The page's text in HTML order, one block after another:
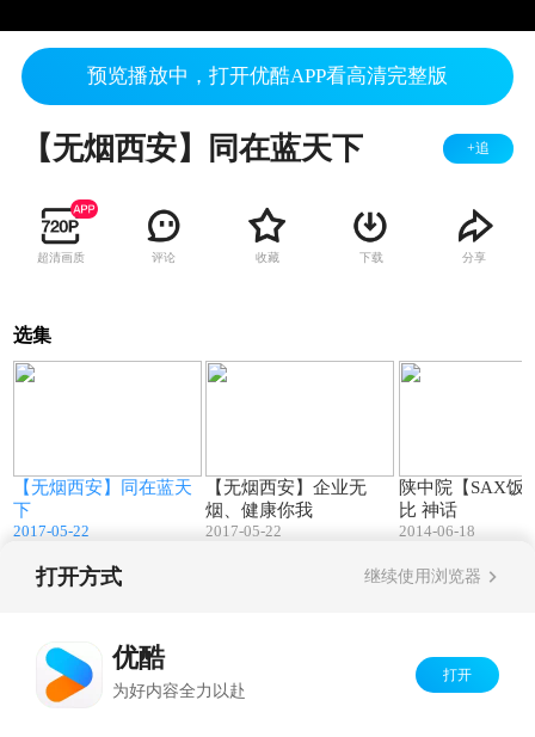
预览播放中，打开优酷APP看高清完整版
【无烟西安】同在蓝天下 +追
超清画质 评论 收藏 下载 分享
选集
【无烟西安】同在蓝天
下
2017-05-22
【无烟西安】企业无
烟、健康你我
2017-05-22
陕中院【SAX饭】
比 神话
2014-06-18
打开方式 继续使用浏览器
优酷
为好内容全力以赴
打开